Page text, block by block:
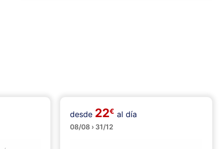
Medianos
desde 22€ al día
08/08 › 31/12